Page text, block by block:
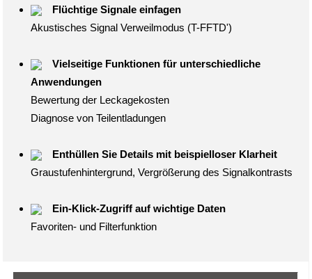
Flüchtige Signale einfagen
Akustisches Signal Verweilmodus (T-FFTD')
Vielseitige Funktionen für unterschiedliche
Anwendungen
Bewertung der Leckagekosten
Diagnose von Teilentladungen
Enthüllen Sie Details mit beispielloser Klarheit
Graustufenhintergrund, Vergrößerung des Signalkontrasts
Ein-Klick-Zugriff auf wichtige Daten
Favoriten- und Filterfunktion